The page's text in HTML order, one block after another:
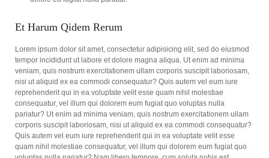
Et Harum Qidem Rerum
Lorem ipsum dolor sit amet, consectetur adipisicing elit, sed do eiusmod
tempor incididunt ut labore et dolore magna aliqua. Ut enim ad minima
veniam, quis nostrum exercitationem ullam corporis suscipit laboriosam,
nisi ut aliquid ex ea commodi consequatur? Quis autem vel eum iure
reprehenderit qui in ea voluptate velit esse quam nihil molestiae
consequatur, vel illum qui dolorem eum fugiat quo voluptas nulla
pariatur? Ut enim ad minima veniam, quis nostrum exercitationem ullam
corporis suscipit laboriosam, nisi ut aliquid ex ea commodi consequatur?
Quis autem vel eum iure reprehenderit qui in ea voluptate velit esse
quam nihil molestiae consequatur, vel illum qui dolorem eum fugiat quo